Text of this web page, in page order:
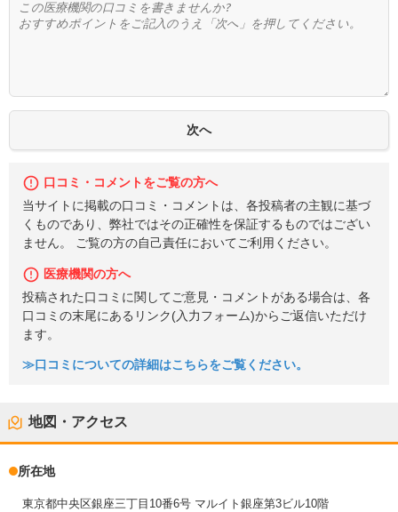
口コミ・コメントをご覧の方へ
当サイトに掲載の口コミ・コメントは、各投稿者の主観に基づ
くものであり、弊社ではその正確性を保証するものではござい
ません。 ご覧の方の自己責任においてご利用ください。
医療機関の方へ
投稿された口コミに関してご意見・コメントがある場合は、各
口コミの末尾にあるリンク(入力フォーム)からご返信いただけ
ます。
≫口コミについての詳細はこちらをご覧ください。
地図・アクセス
所在地
東京都中央区銀座三丁目10番6号 マルイト銀座第3ビル10階